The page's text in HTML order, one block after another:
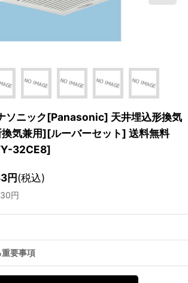
ソニック[Panasonic] 天井埋込形換気
気兼用][ルーバーセット] 送料無料
32CE8]
円(税込)
円
要事項